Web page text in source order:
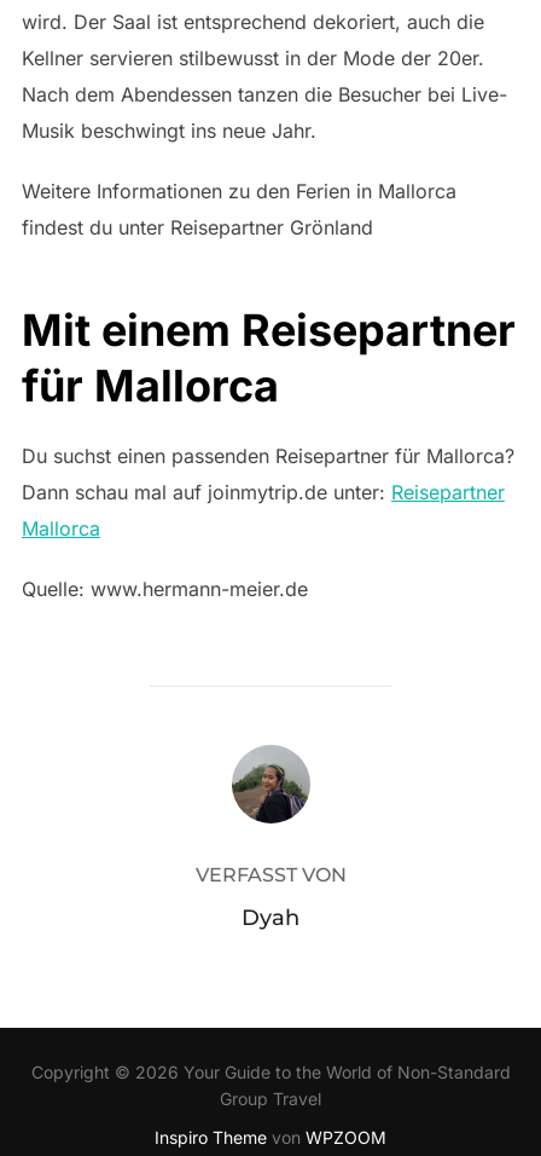
wird. Der Saal ist entsprechend dekoriert, auch die
Kellner servieren stilbewusst in der Mode der 20er.
Nach dem Abendessen tanzen die Besucher bei Live-
Musik beschwingt ins neue Jahr.
Weitere Informationen zu den Ferien in Mallorca
findest du unter Reisepartner Grönland
Mit einem Reisepartner
für Mallorca
Du suchst einen passenden Reisepartner für Mallorca?
Dann schau mal auf joinmytrip.de unter: Reisepartner
Mallorca
Quelle: www.hermann-meier.de
BEITRAGSAUTOR
VERFASST VON
Dyah
Copyright © 2026 Your Guide to the World of Non-Standard
Group Travel
Inspiro Theme von WPZOOM